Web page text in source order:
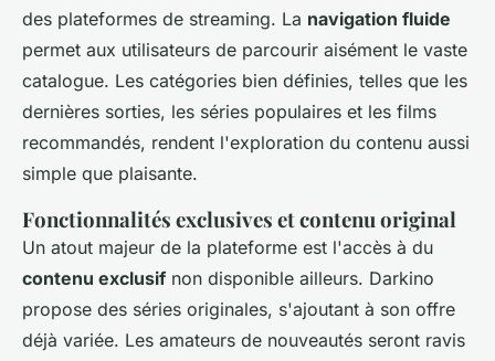
des plateformes de streaming. La navigation fluide
permet aux utilisateurs de parcourir aisément le vaste
catalogue. Les catégories bien définies, telles que les
dernières sorties, les séries populaires et les films
recommandés, rendent l'exploration du contenu aussi
simple que plaisante.
Fonctionnalités exclusives et contenu original
Un atout majeur de la plateforme est l'accès à du
contenu exclusif non disponible ailleurs. Darkino
propose des séries originales, s'ajoutant à son offre
déjà variée. Les amateurs de nouveautés seront ravis